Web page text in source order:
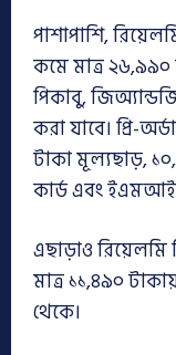
পাশাপাশি,
কমে মাত্র ২৬,৯৯০
পিকাবু,
করা যাবে। প্রি-
টাকা মূল্যছাড়,
কার্ড এবং ইএমআই
এছাড়াও রিয়েলমি
মাত্র ১১,৪৯০
থেকে।